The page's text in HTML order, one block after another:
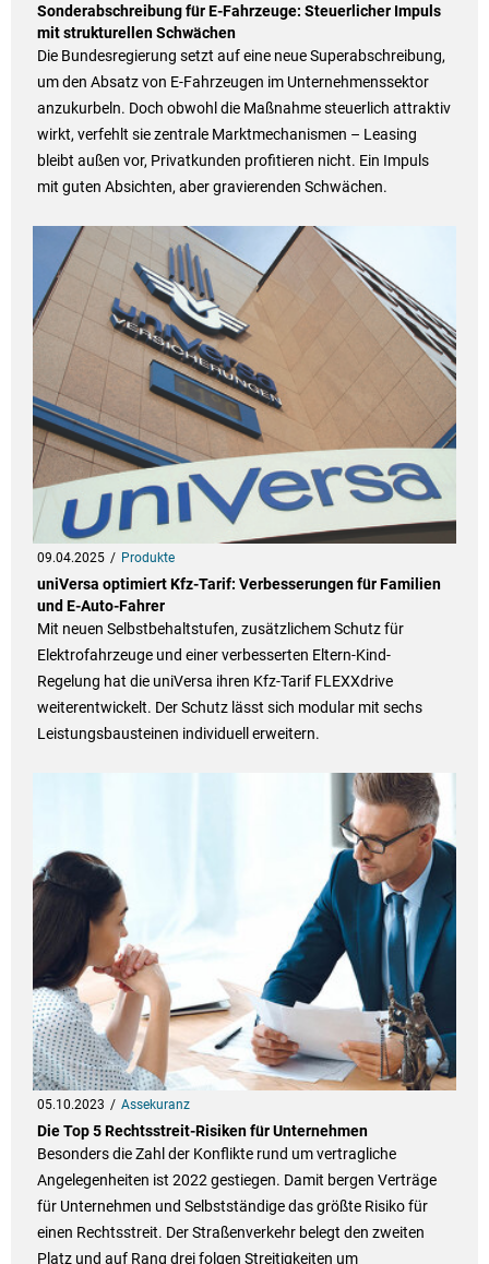
Sonderabschreibung für E-Fahrzeuge: Steuerlicher Impuls
mit strukturellen Schwächen
Die Bundesregierung setzt auf eine neue Superabschreibung,
um den Absatz von E-Fahrzeugen im Unternehmenssektor
anzukurbeln. Doch obwohl die Maßnahme steuerlich attraktiv
wirkt, verfehlt sie zentrale Marktmechanismen – Leasing
bleibt außen vor, Privatkunden profitieren nicht. Ein Impuls
mit guten Absichten, aber gravierenden Schwächen.
09.04.2025 Produkte
uniVersa optimiert Kfz-Tarif: Verbesserungen für Familien
und E-Auto-Fahrer
Mit neuen Selbstbehaltstufen, zusätzlichem Schutz für
Elektrofahrzeuge und einer verbesserten Eltern-Kind-
Regelung hat die uniVersa ihren Kfz-Tarif FLEXXdrive
weiterentwickelt. Der Schutz lässt sich modular mit sechs
Leistungsbausteinen individuell erweitern.
05.10.2023 Assekuranz
Die Top 5 Rechtsstreit-Risiken für Unternehmen
Besonders die Zahl der Konflikte rund um vertragliche
Angelegenheiten ist 2022 gestiegen. Damit bergen Verträge
für Unternehmen und Selbstständige das größte Risiko für
einen Rechtsstreit. Der Straßenverkehr belegt den zweiten
Platz und auf Rang drei folgen Streitigkeiten um